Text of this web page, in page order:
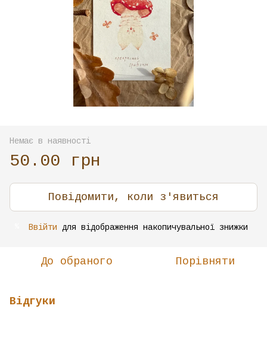
Немає в наявності
50.00 грн
Повідомити, коли з'явиться
Ввійти для відображення накопичувальної знижки
До обраного Порівняти
Відгуки